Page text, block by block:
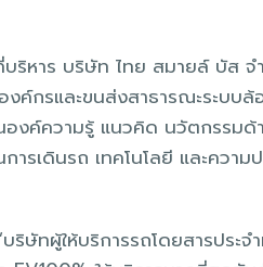
ริหาร บริษัท ไทย สมายล์ บัส จ
ค์กรและขนส่งสาธารณะระบบ
องค์ความรู้ แนวคิด นวัตกรรม
ารเดินรถ เทคโนโลยี และควา
ษัทผู้ให้บริการรถโดยสารประจ